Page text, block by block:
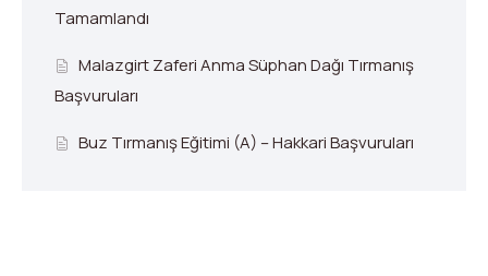
Tamamlandı
Malazgirt Zaferi Anma Süphan Dağı Tırmanış
Başvuruları
Buz Tırmanış Eğitimi (A) – Hakkari Başvuruları